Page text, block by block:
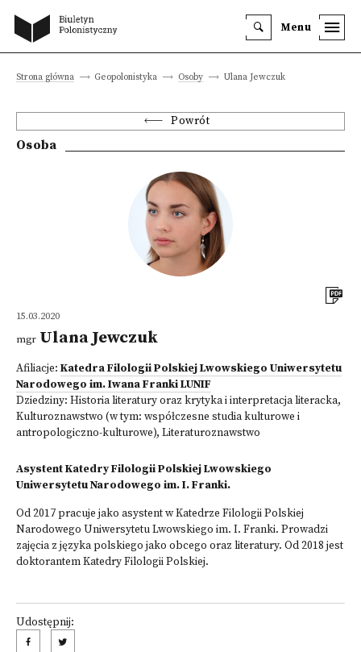
Menu
Strona główna Geopolonistyka Osoby Ulana Jewczuk
Powrót
Osoba
15.03.2020
mgr Ulana Jewczuk
Afiliacje: Katedra Filologii Polskiej Lwowskiego Uniwersytetu
Narodowego im. Iwana Franki LUNIF
Dziedziny: Historia literatury oraz krytyka i interpretacja literacka,
Kulturoznawstwo (w tym: współczesne studia kulturowe i
antropologiczno-kulturowe), Literaturoznawstwo
Asystent Katedry Filologii Polskiej Lwowskiego
Uniwersytetu Narodowego im. I. Franki.
Od 2017 pracuje jako asystent w Katedrze Filologii Polskiej
Narodowego Uniwersytetu Lwowskiego im. I. Franki. Prowadzi
zajęcia z języka polskiego jako obcego oraz literatury. Od 2018 jest
doktorantem Katedry Filologii Polskiej.
Udostępnij: